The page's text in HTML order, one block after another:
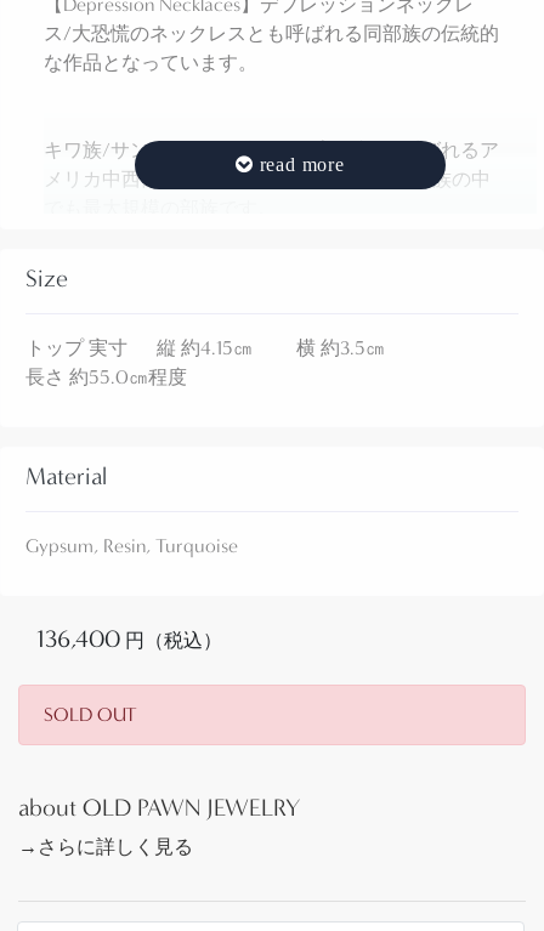
ス/大恐慌のネックレスとも呼ばれる同部族の伝統的
な作品となっています。
キワ族/サントドミンゴ族は、プエブロと呼ばれるア
メリカ中西部のナバホ以外のインディアン部族の中
られていました。
現在でも素晴らしい作品を創作するアーティストを
多数擁しており、独特の技術やスタイルを持ったジ
は、1929年にアメリカを中心に世界恐慌が始まり、
もともと、サントドミンゴの代表的な工芸品/お土産
足し、身近にあった車のバッテリーケースやレコー
た。
があったため、それらの廃棄されたレコードが用い
られたと伝わっていますが、真相は検証されていま
Size
トップ 実寸 縦 約4.15㎝ 横 約3.5㎝
長さ 約55.0㎝程度
Material
Gypsum, Resin, Turquoise
136,400 円（税込）
SOLD OUT
about OLD PAWN JEWELRY
→さらに詳しく見る